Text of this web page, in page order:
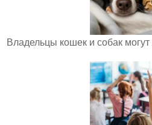
Владельцы кошек и собак